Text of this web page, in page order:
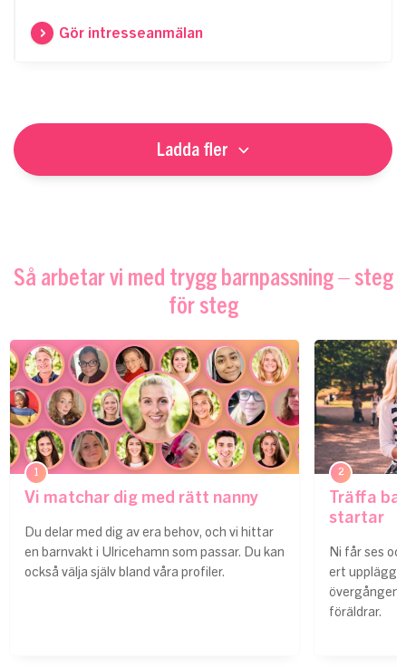
Gör intresseanmälan
Ladda fler
Så arbetar vi med trygg barnpassning – steg
för steg
1
Vi matchar dig med rätt nanny
Du delar med dig av era behov, och vi hittar
en barnvakt i Ulricehamn som passar. Du kan
också välja själv bland våra profiler.
2
Träffa
startar
Ni får ses
ert upplägg.
övergången
föräldrar.